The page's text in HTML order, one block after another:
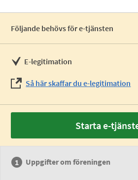
Följande behövs för e-tjänsten
E-legitimation
Så här skaffar du e-legitimation
Starta e-
Uppgifter om föreningen